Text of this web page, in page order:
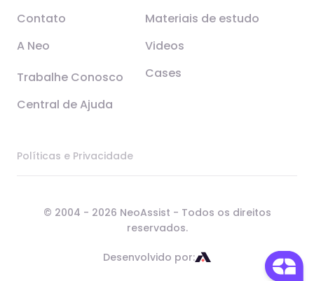
Materiais de estudo
Videos
Cases
Contato
A Neo
Trabalhe Conosco
Central de Ajuda
Políticas e Privacidade
© 2004 - 2026 NeoAssist - Todos os direitos
reservados.
Desenvolvido por: